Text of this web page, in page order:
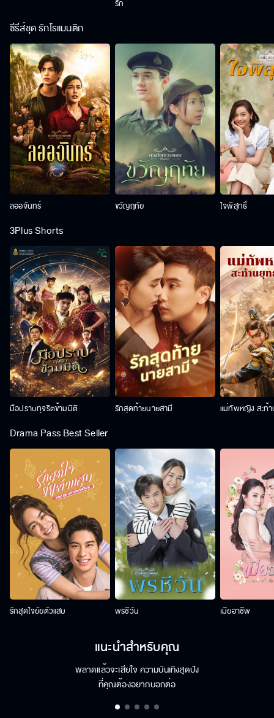
รัก
ซีรีส์ชุด รักโรแมนติก
ลออจันทร์ ขวัญฤทัย ใจพิสุทธิ์
3Plus Shorts
มือปราบทุจริตข้ามมิติ รักสุดท้ายนายสามี แม่ทัพหญิง สะท้
Drama Pass Best Seller
รักสุดใจยัยตัวแสบ พรชีวัน เมียอาชีพ
แนะนำสำหรับคุณ
พลาดแล้วจะเสียใจ ความบันเทิงสุดปัง
ที่คุณต้องอยากบอกต่อ